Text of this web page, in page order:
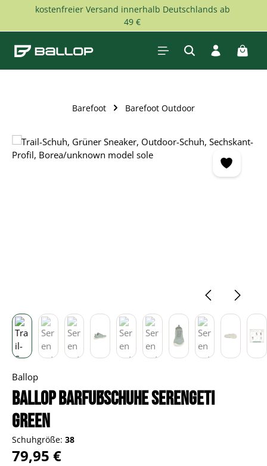
Zum Hauptinhalt springen
kostenfreier Versand innerhalb Deutschlands ab
49 €
Barefoot Barefoot Outdoor
Bildergalerie überspringen
Ballop
BALLOP Barfußschuhe Serengeti
green
Schuhgröße: 38
Regulärer Preis:
79,95 €